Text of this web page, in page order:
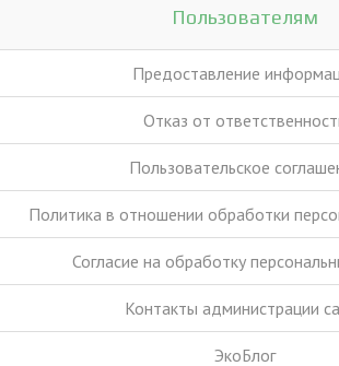
Пользователям
Предоставление
Отказ от
Пользовательское
Политика в отношении обработки
Согласие на обработку
Контакты администрации
ЭкоБлог